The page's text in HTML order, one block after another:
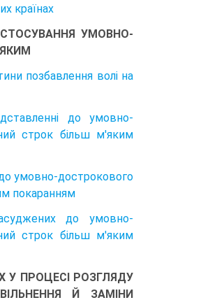
країнах
УМОВНО-
позбавлення волі на
до умовно-
строк більш м'яким
умовно-дострокового
покаранням
до умовно-
строк більш м'яким
У ПРОЦЕСІ РОЗГЛЯДУ
Й ЗАМІНИ